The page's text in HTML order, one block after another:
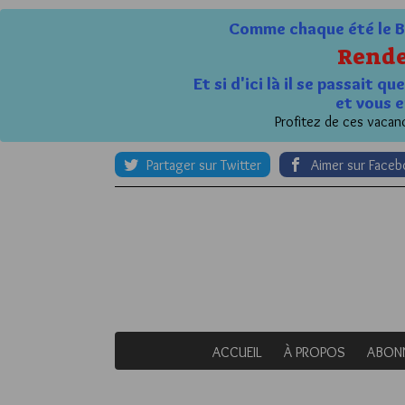
Comme chaque été le
Et si d'ici là il se passait
et vous
Profitez de ces
Partager sur Twitter Aimer sur
ACCUEIL À PROPOS